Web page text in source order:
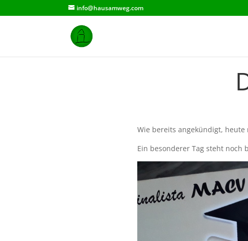
info@hausamweg.com
Wie bereits angekündigt,
Ein besonderer Tag steht noch